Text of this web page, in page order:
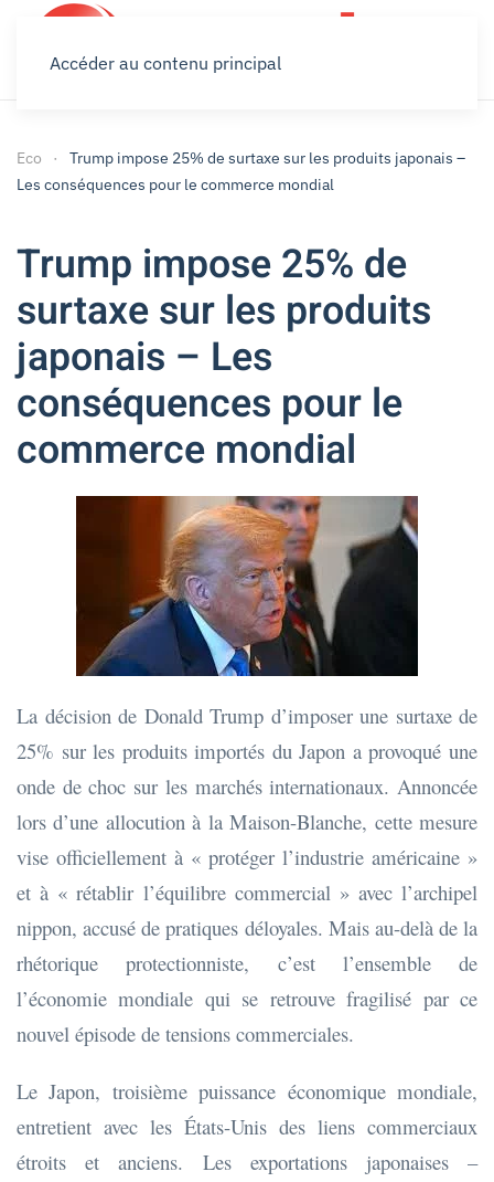
Accéder au contenu principal
Eco
Trump impose 25% de surtaxe sur les produits japonais –
Les conséquences pour le commerce mondial
Trump impose 25% de
surtaxe sur les produits
japonais – Les
conséquences pour le
commerce mondial
La décision de Donald Trump d’imposer une surtaxe de
25% sur les produits importés du Japon a provoqué une
onde de choc sur les marchés internationaux. Annoncée
lors d’une allocution à la Maison-Blanche, cette mesure
vise officiellement à « protéger l’industrie américaine »
et à « rétablir l’équilibre commercial » avec l’archipel
nippon, accusé de pratiques déloyales. Mais au-delà de la
rhétorique protectionniste, c’est l’ensemble de
l’économie mondiale qui se retrouve fragilisé par ce
nouvel épisode de tensions commerciales.
Le Japon, troisième puissance économique mondiale,
entretient avec les États-Unis des liens commerciaux
étroits et anciens. Les exportations japonaises –